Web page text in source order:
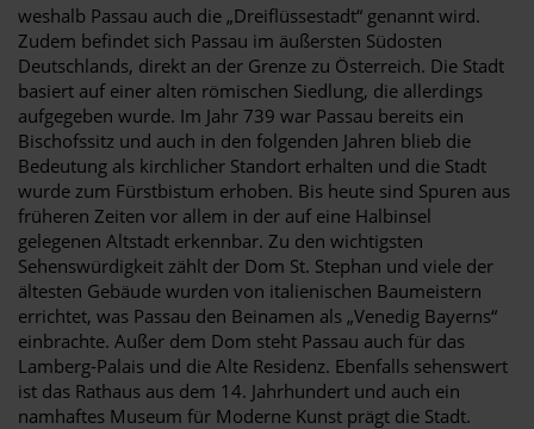
weshalb Passau auch die „Dreiflüssestadt“ genannt wird.
Zudem befindet sich Passau im äußersten Südosten
Deutschlands, direkt an der Grenze zu Österreich. Die Stadt
basiert auf einer alten römischen Siedlung, die allerdings
aufgegeben wurde. Im Jahr 739 war Passau bereits ein
Bischofssitz und auch in den folgenden Jahren blieb die
Bedeutung als kirchlicher Standort erhalten und die Stadt
wurde zum Fürstbistum erhoben. Bis heute sind Spuren aus
früheren Zeiten vor allem in der auf eine Halbinsel
gelegenen Altstadt erkennbar. Zu den wichtigsten
Sehenswürdigkeit zählt der Dom St. Stephan und viele der
ältesten Gebäude wurden von italienischen Baumeistern
errichtet, was Passau den Beinamen als „Venedig Bayerns“
einbrachte. Außer dem Dom steht Passau auch für das
Lamberg-Palais und die Alte Residenz. Ebenfalls sehenswert
ist das Rathaus aus dem 14. Jahrhundert und auch ein
namhaftes Museum für Moderne Kunst prägt die Stadt.